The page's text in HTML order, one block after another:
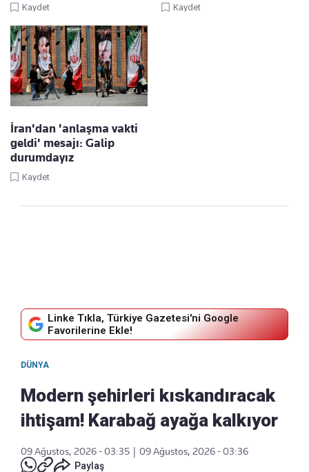
Kaydet Kaydet
İran'dan 'anlaşma vakti
geldi' mesajı: Galip
durumdayız
Kaydet
Linke Tıkla, Türkiye Gazetesi'ni Google
Favorilerine Ekle!
DÜNYA
Modern şehirleri kıskandıracak
ihtişam! Karabağ ayağa kalkıyor
09 Ağustos, 2026 - 03:35
09 Ağustos, 2026 - 03:36
Paylaş